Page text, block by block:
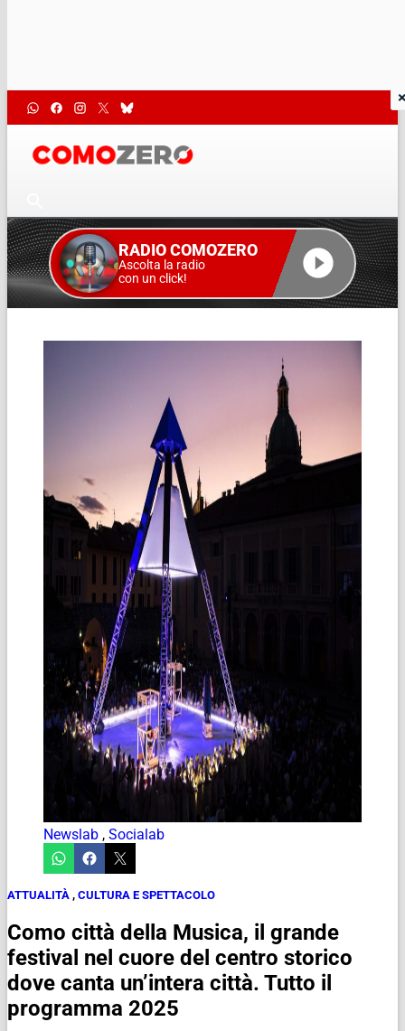
RADIO COMOZERO
Ascolta la radio
con un click!
Newslab , Socialab
ATTUALITÀ , CULTURA E SPETTACOLO
Como città della Musica, il grande
festival nel cuore del centro storico
dove canta un’intera città. Tutto il
programma 2025